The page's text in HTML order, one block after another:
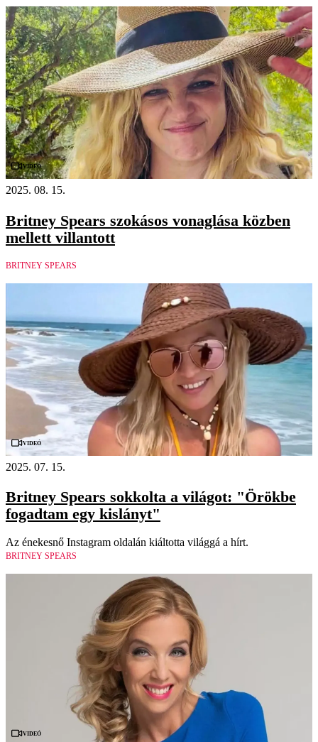
Videó
2025. 08. 15.
Britney Spears szokásos vonaglása közben
mellett villantott
BRITNEY SPEARS
Videó
2025. 07. 15.
Britney Spears sokkolta a világot: "Örökbe
fogadtam egy kislányt"
Az énekesnő Instagram oldalán kiáltotta világgá a hírt.
BRITNEY SPEARS
Videó